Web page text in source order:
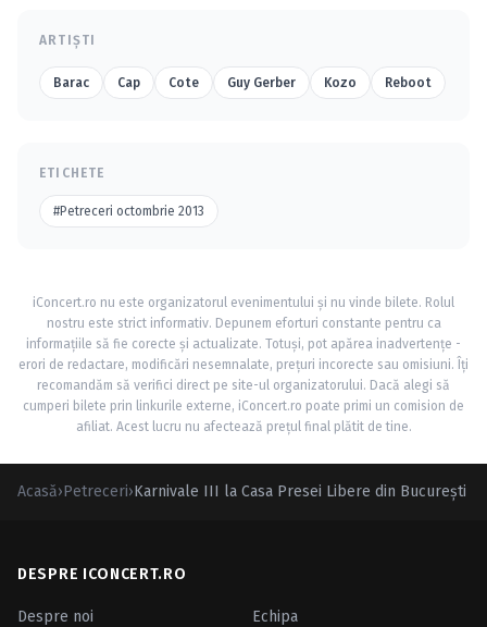
ARTIȘTI
Barac Cap Cote Guy Gerber Kozo Reboot
ETICHETE
#Petreceri octombrie 2013
iConcert.ro nu este organizatorul evenimentului și nu vinde bilete. Rolul
nostru este strict informativ. Depunem eforturi constante pentru ca
informațiile să fie corecte și actualizate. Totuși, pot apărea inadvertențe -
erori de redactare, modificări nesemnalate, prețuri incorecte sau omisiuni. Îți
recomandăm să verifici direct pe site-ul organizatorului. Dacă alegi să
cumperi bilete prin linkurile externe, iConcert.ro poate primi un comision de
afiliat. Acest lucru nu afectează prețul final plătit de tine.
Acasă›Petreceri›Karnivale III la Casa Presei Libere din Bucureşti
DESPRE ICONCERT.RO
Despre noi
Echipa